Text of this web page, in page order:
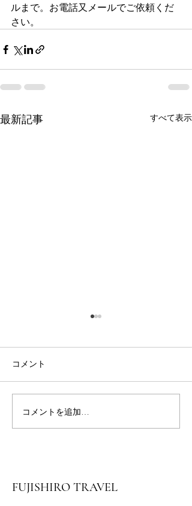
ルまで。お電話又メールでご依頼くだ
さい。
最新記事 すべて表示
コメント
コメントを追加…
FUJISHIRO TRAVEL